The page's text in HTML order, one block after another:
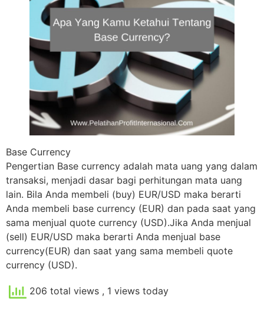
Base Currency
Pengertian Base currency adalah mata uang yang dalam
transaksi, menjadi dasar bagi perhitungan mata uang
lain. Bila Anda membeli (buy) EUR/USD maka berarti
Anda membeli base currency (EUR) dan pada saat yang
sama menjual quote currency (USD).Jika Anda menjual
(sell) EUR/USD maka berarti Anda menjual base
currency(EUR) dan saat yang sama membeli quote
currency (USD).
206 total views , 1 views today